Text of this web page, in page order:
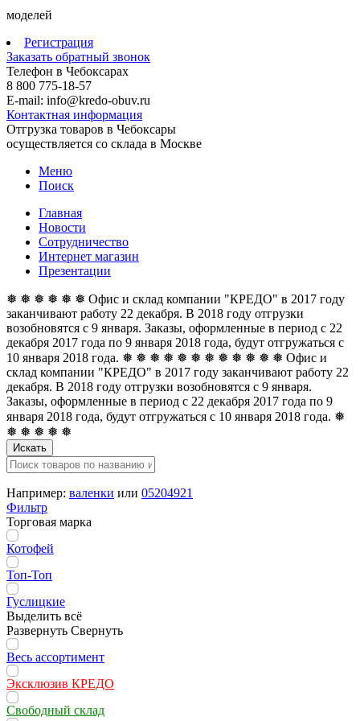
моделей
Регистрация
Заказать обратный звонок
Телефон в Чебоксарах
8 800 775-18-57
E-mail: info@kredo-obuv.ru
Контактная информация
Отгрузка товаров в Чебоксары
осуществляется со склада в Москве
Меню
Поиск
Главная
Новости
Сотрудничество
Интернет магазин
Презентации
❅ ❅ ❅ ❅ ❅ ❅ Офис и склад компании "КРЕДО" в 2017 году
заканчивают работу 22 декабря. В 2018 году отгрузки
возобновятся с 9 января. Заказы, оформленные в период с 22
декабря 2017 года по 9 января 2018 года, будут отгружаться с
10 января 2018 года. ❅ ❅ ❅ ❅ ❅ ❅ ❅ ❅ ❅ ❅ ❅ ❅ Офис и
склад компании "КРЕДО" в 2017 году заканчивают работу 22
декабря. В 2018 году отгрузки возобновятся с 9 января.
Заказы, оформленные в период с 22 декабря 2017 года по 9
января 2018 года, будут отгружаться с 10 января 2018 года. ❅
❅ ❅ ❅ ❅ ❅
Искать
Например: валенки или 05204921
Фильтр
Торговая марка
Котофей
Топ-Топ
Гуслицкие
Выделить всё
Развернуть Свернуть
Весь ассортимент
Эксклюзив КРЕДО
Свободный склад